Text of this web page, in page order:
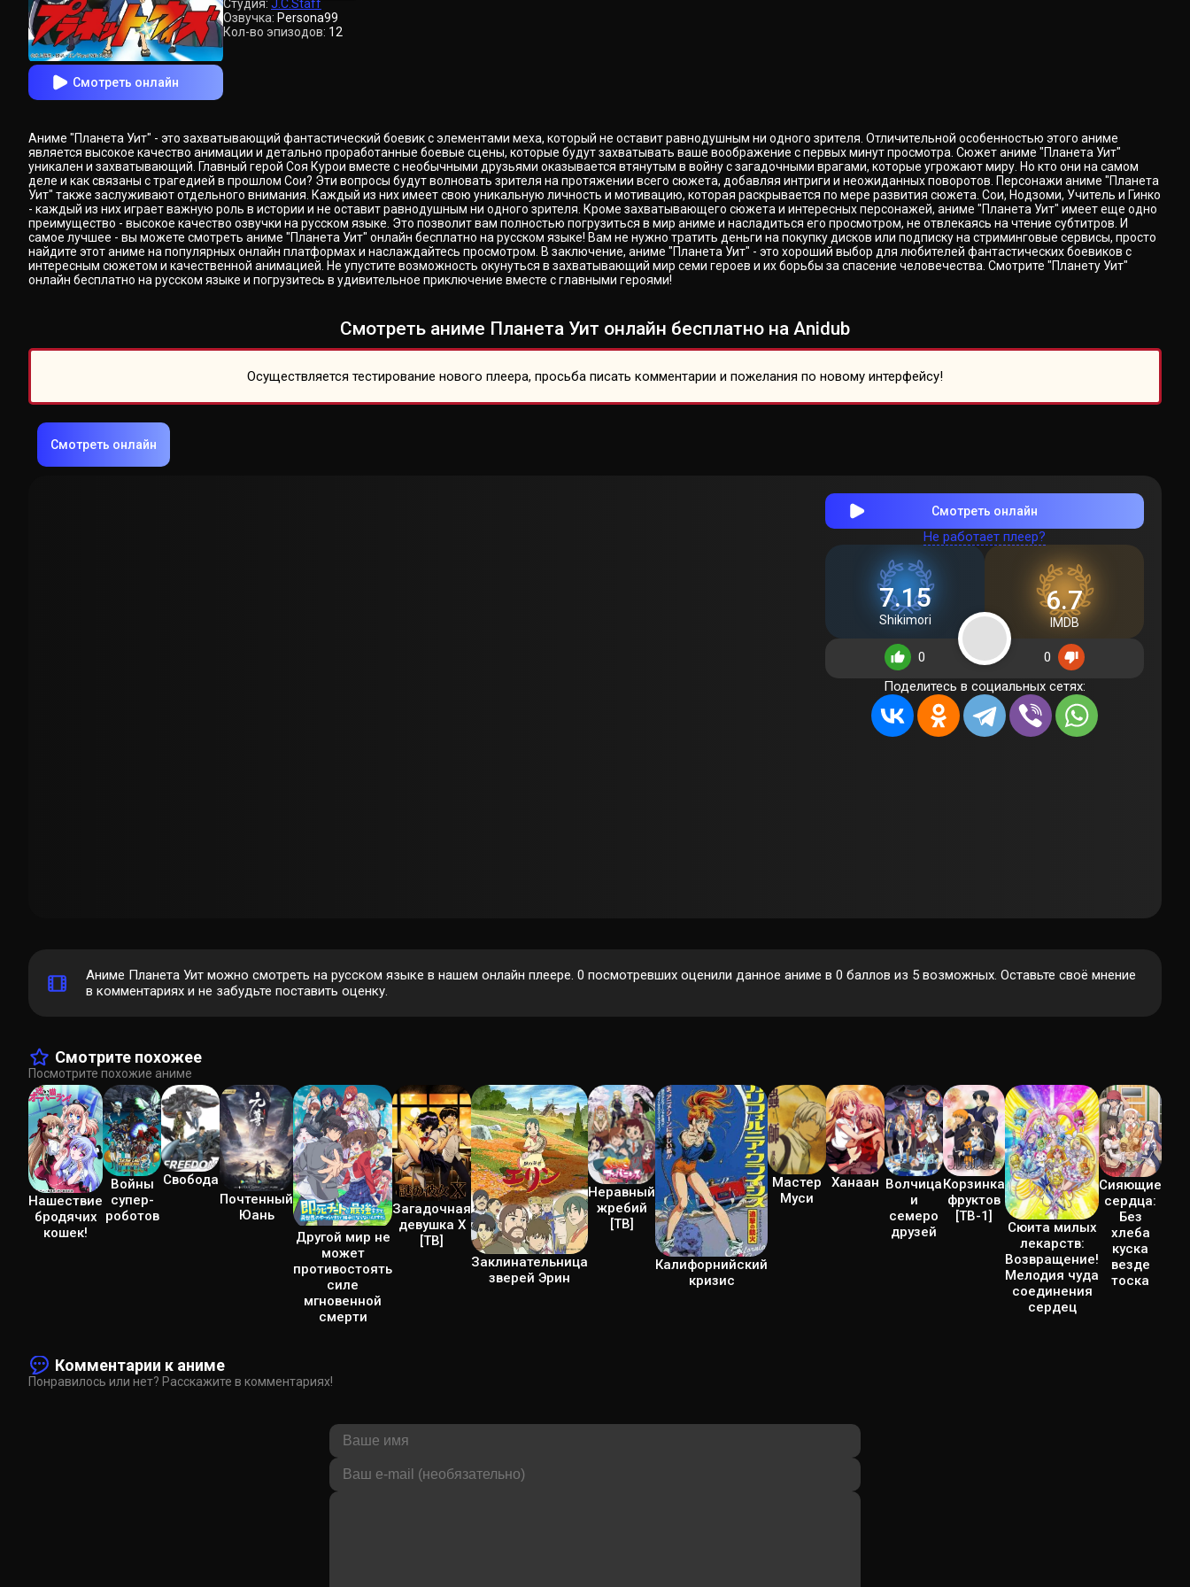
Смотреть онлайн
Студия: J.C.Staff
Озвучка: Persona99
Кол-во эпизодов: 12
Аниме "Планета Уит" - это захватывающий фантастический боевик с элементами меха, который не оставит равнодушным ни одного зрителя. Отличительной особенностью этого аниме
является высокое качество анимации и детально проработанные боевые сцены, которые будут захватывать ваше воображение с первых минут просмотра. Сюжет аниме "Планета Уит"
уникален и захватывающий. Главный герой Соя Курои вместе с необычными друзьями оказывается втянутым в войну с загадочными врагами, которые угрожают миру. Но кто они на самом
деле и как связаны с трагедией в прошлом Сои? Эти вопросы будут волновать зрителя на протяжении всего сюжета, добавляя интриги и неожиданных поворотов. Персонажи аниме "Планета
Уит" также заслуживают отдельного внимания. Каждый из них имеет свою уникальную личность и мотивацию, которая раскрывается по мере развития сюжета. Сои, Нодзоми, Учитель и Гинко
- каждый из них играет важную роль в истории и не оставит равнодушным ни одного зрителя. Кроме захватывающего сюжета и интересных персонажей, аниме "Планета Уит" имеет еще одно
преимущество - высокое качество озвучки на русском языке. Это позволит вам полностью погрузиться в мир аниме и насладиться его просмотром, не отвлекаясь на чтение субтитров. И
самое лучшее - вы можете смотреть аниме "Планета Уит" онлайн бесплатно на русском языке! Вам не нужно тратить деньги на покупку дисков или подписку на стриминговые сервисы, просто
найдите этот аниме на популярных онлайн платформах и наслаждайтесь просмотром. В заключение, аниме "Планета Уит" - это хороший выбор для любителей фантастических боевиков с
интересным сюжетом и качественной анимацией. Не упустите возможность окунуться в захватывающий мир семи героев и их борьбы за спасение человечества. Смотрите "Планету Уит"
онлайн бесплатно на русском языке и погрузитесь в удивительное приключение вместе с главными героями!
Смотреть аниме Планета Уит онлайн бесплатно на Anidub
Осуществляется тестирование нового плеера, просьба писать комментарии и пожелания по новому интерфейсу!
Смотреть онлайн
Смотреть онлайн
Не работает плеер?
7.15
Shikimori
6.7
IMDB
0
0
Поделитесь в социальных сетях:
Аниме Планета Уит можно смотреть на русском языке в нашем онлайн плеере. 0 посмотревших оценили данное аниме в 0 баллов из 5 возможных. Оставьте своё мнение
в комментариях и не забудьте поставить оценку.
Смотрите похожее
Посмотрите похожие аниме
Нашествие
бродячих
кошек!
Войны
супер-
роботов
Свобода
Почтенный
Юань
Другой мир не
может
противостоять
силе
мгновенной
смерти
Загадочная
девушка Х
[ТВ]
Заклинательница
зверей Эрин
Неравный
жребий
[ТВ]
Калифорнийский
кризис
Мастер
Муси
Ханаан Волчица
и
семеро
друзей
Корзинка
фруктов
[ТВ-1]
Сюита милых
лекарств:
Возвращение!
Мелодия чуда
соединения
сердец
Сияющие
сердца:
Без
хлеба
куска
везде
тоска
Комментарии к аниме
Понравилось или нет? Расскажите в комментариях!